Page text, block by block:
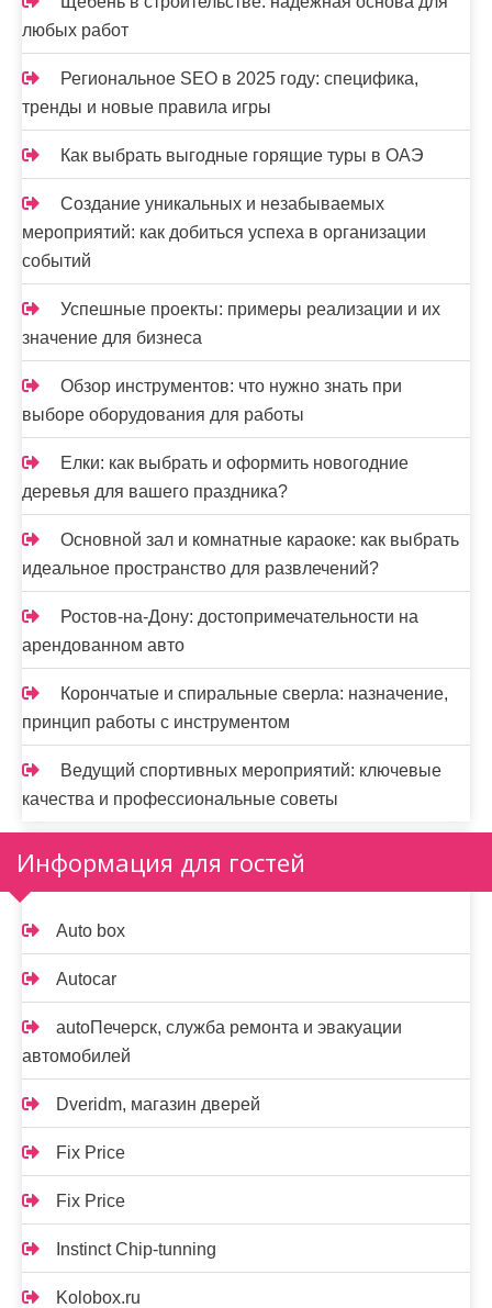
з
а
п
и
с
е
й
любых работ
Региональное SEO в 2025 году: специфика,
тренды и новые правила игры
Как выбрать выгодные горящие туры в ОАЭ
Создание уникальных и незабываемых
мероприятий: как добиться успеха в организации
событий
Успешные проекты: примеры реализации и их
значение для бизнеса
Обзор инструментов: что нужно знать при
выборе оборудования для работы
Елки: как выбрать и оформить новогодние
деревья для вашего праздника?
Основной зал и комнатные караоке: как выбрать
идеальное пространство для развлечений?
Ростов-на-Дону: достопримечательности на
арендованном авто
Корончатые и спиральные сверла: назначение,
принцип работы с инструментом
Ведущий спортивных мероприятий: ключевые
качества и профессиональные советы
Информация для гостей
Auto box
Autocar
autoПечерск, служба ремонта и эвакуации
автомобилей
Dveridm, магазин дверей
Fix Price
Fix Price
Instinct Chip-tunning
Kolobox.ru